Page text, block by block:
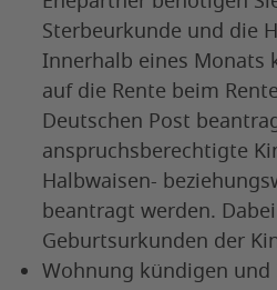
Sterbeurkunde und die
Innerhalb eines Monats
auf die Rente beim
Deutschen Post
anspruchsberechtigte
Halbwaisen-
beantragt werden.
Geburtsurkunden der
Wohnung kündigen